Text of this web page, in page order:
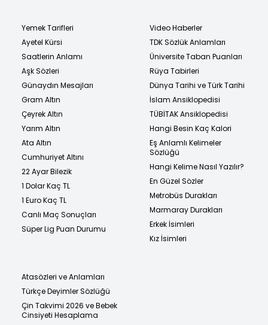
Yemek Tarifleri
Ayetel Kürsi
Saatlerin Anlamı
Aşk Sözleri
Günaydın Mesajları
Gram Altın
Çeyrek Altın
Yarım Altın
Ata Altın
Cumhuriyet Altını
22 Ayar Bilezik
1 Dolar Kaç TL
1 Euro Kaç TL
Canlı Maç Sonuçları
Süper Lig Puan Durumu
Video Haberler
TDK Sözlük Anlamları
Üniversite Taban Puanları
Rüya Tabirleri
Dünya Tarihi ve Türk Tarihi
İslam Ansiklopedisi
TÜBİTAK Ansiklopedisi
Hangi Besin Kaç Kalori
Eş Anlamlı Kelimeler
Sözlüğü
Hangi Kelime Nasıl Yazılır?
En Güzel Sözler
Metrobüs Durakları
Marmaray Durakları
Erkek İsimleri
Kız İsimleri
Atasözleri ve Anlamları
Türkçe Deyimler Sözlüğü
Çin Takvimi 2026 ve Bebek
Cinsiyeti Hesaplama